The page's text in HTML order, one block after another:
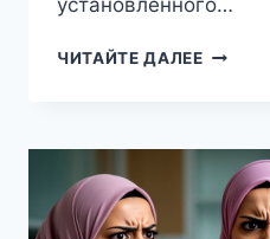
ЧИТАЙТЕ ДАЛЕЕВ
УРОВНЕ
НЕ